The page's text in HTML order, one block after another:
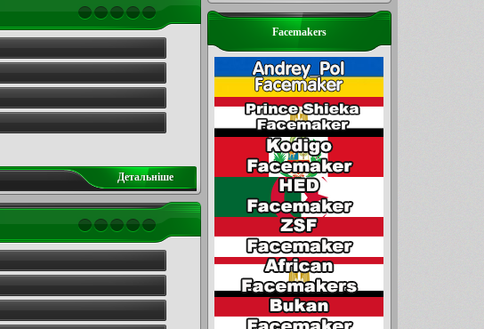
Детальнiше
Facemakers